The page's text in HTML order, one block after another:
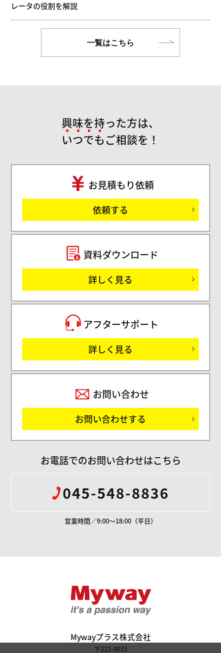
サ
レータの役割を解説
一覧はこちら
興味を持った方は、
いつでもご相談を！
お見積もり依頼
依頼する
資料ダウンロード
詳しく見る
アフターサポート
詳しく見る
お問い合わせ
お問い合わせする
お電話でのお問い合わせはこちら
045-548-8836
営業時間／9:00～18:00（平日）
Mywayプラス株式会社
〒222-0033